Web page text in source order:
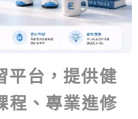
平台，提供健
程、專業進修